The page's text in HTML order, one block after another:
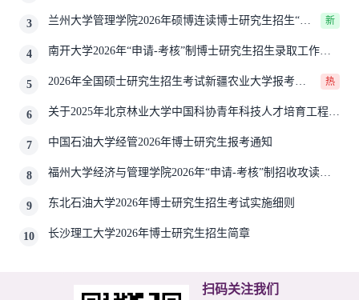
3
兰州大学管理学院2026年硕博连读博士研究生招生“申
新
4
南开大学2026年“申请-考核”制博士研究生招生录取工作实
5
2026年全国硕士研究生招生考试新疆农业大学报考点
热
6
关于2025年北京林业大学中国科协青年科技人才培育工程博
7
中国石油大学经管2026年博士研究生报考通知
8
福州大学经济与管理学院2026年“申请-考核”制招收攻读博
9
东北石油大学2026年博士研究生招生考试实施细则
10 长沙理工大学2026年博士研究生招生简章
扫码关注我们